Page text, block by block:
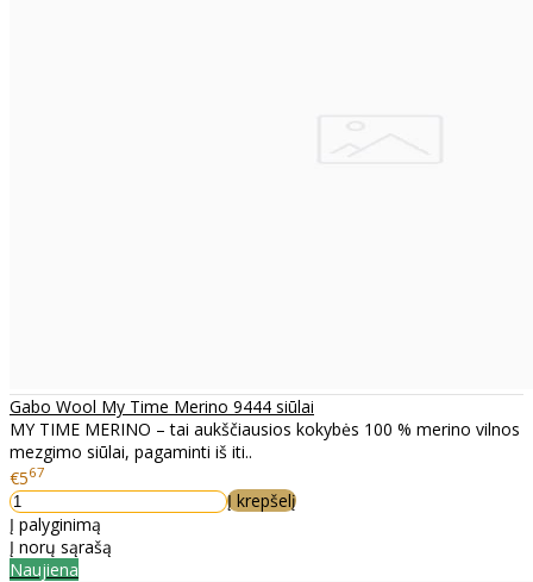
Gabo Wool My Time Merino 9444 siūlai
MY TIME MERINO – tai aukščiausios kokybės 100 % merino vilnos
mezgimo siūlai, pagaminti iš iti..
€567
Į krepšelį
Į palyginimą
Į norų sąrašą
Naujiena